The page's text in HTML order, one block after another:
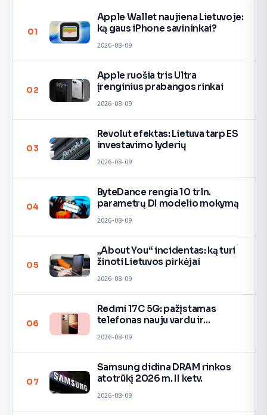
01
Apple Wallet naujiena Lietuvoje:
ką gaus iPhone savininkai?
2026-08-09
02
Apple ruošia tris Ultra
įrenginius prabangos rinkai
2026-08-09
03
Revolut efektas: Lietuva tarp ES
investavimo lyderių
2026-08-09
04
ByteDance rengia 10 trln.
parametrų DI modelio mokymą
2026-08-09
05
„About You“ incidentas: ką turi
žinoti Lietuvos pirkėjai
2026-08-09
06
Redmi 17C 5G: pažįstamas
telefonas nauju vardu ir
2026-08-09
07
Samsung didina DRAM rinkos
atotrūkį 2026 m. II ketv.
2026-08-09